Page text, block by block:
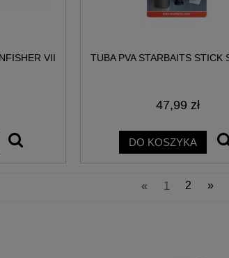
KOŁOWROTEK DAIWA BG MQ
1 170,00 zł
Cena regularna:
1 300,00 zł
VII
TUBA PVA STARBAITS STICK
47,99 zł
DO KOSZYKA
« 1 2 »